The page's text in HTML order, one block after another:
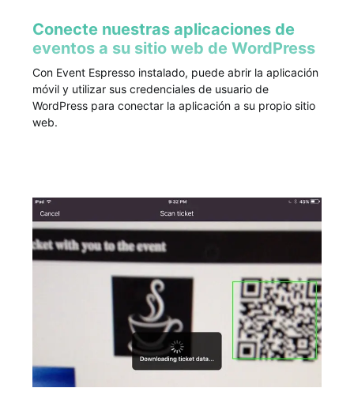
Conecte nuestras aplicaciones de
eventos a su sitio web de WordPress
Con Event Espresso instalado, puede abrir la aplicación
móvil y utilizar sus credenciales de usuario de
WordPress para conectar la aplicación a su propio sitio
web.